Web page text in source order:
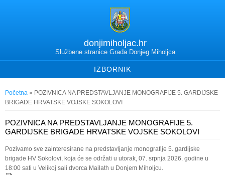
donjimiholjac.hr
Službene stranice Grada Donjeg Miholjca
IZBORNIK
Vi ste ovdje
Početna » POZIVNICA NA PREDSTAVLJANJE MONOGRAFIJE 5. GARDIJSKE
BRIGADE HRVATSKE VOJSKE SOKOLOVI
POZIVNICA NA PREDSTAVLJANJE MONOGRAFIJE 5.
GARDIJSKE BRIGADE HRVATSKE VOJSKE SOKOLOVI
Pozivamo sve zainteresirane na predstavljanje monografije 5. gardijske
brigade HV Sokolovi, koja će se održati u utorak, 07. srpnja 2026. godine u
18:00 sati u Velikoj sali dvorca Mailath u Donjem Miholjcu.